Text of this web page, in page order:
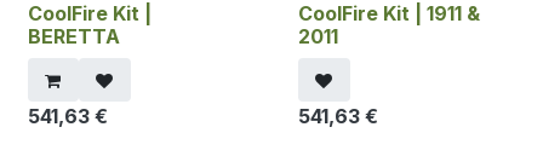
CoolFire Kit |
BERETTA
541,63 €
CoolFire Kit | 1911 &
2011
541,63€